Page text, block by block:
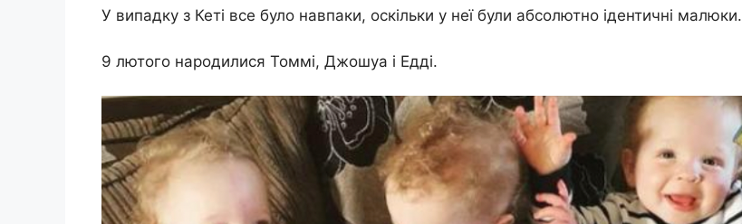
У випадку з Кеті все було навпаки, оскільки у неї були абсолютно ідентичні малюки.
9 лютого народилися Томмі, Джошуа і Едді.